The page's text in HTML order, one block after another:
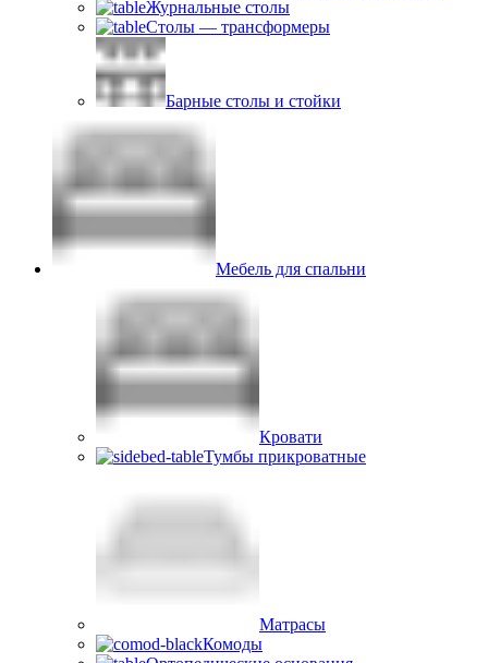
Журнальные столы
Столы — трансформеры
Барные столы и стойки
Мебель для спальни
Кровати
Тумбы прикроватные
Матрасы
Комоды